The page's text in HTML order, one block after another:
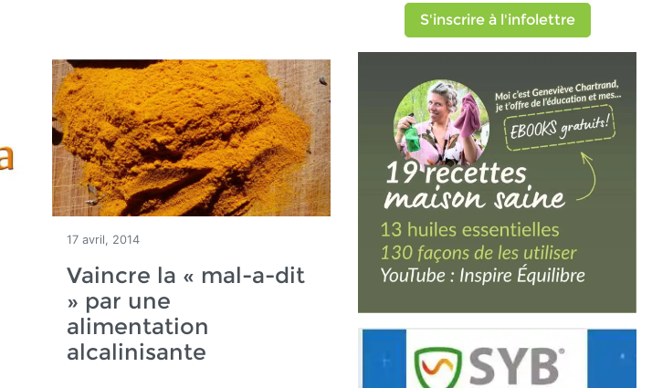
17 avril, 2014
Vaincre la « mal-a-dit
» par une
alimentation
alcalinisante
S'inscrire à l'infolettre